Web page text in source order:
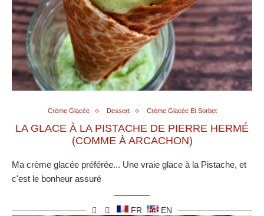
Crème Glacée Dessert Crème Glacée Et Sorbet
LA GLACE À LA PISTACHE DE PIERRE HERMÉ
(COMME À ARCACHON)
Ma crème glacée préférée... Une vraie glace à la Pistache, et
c'est le bonheur assuré
FR EN